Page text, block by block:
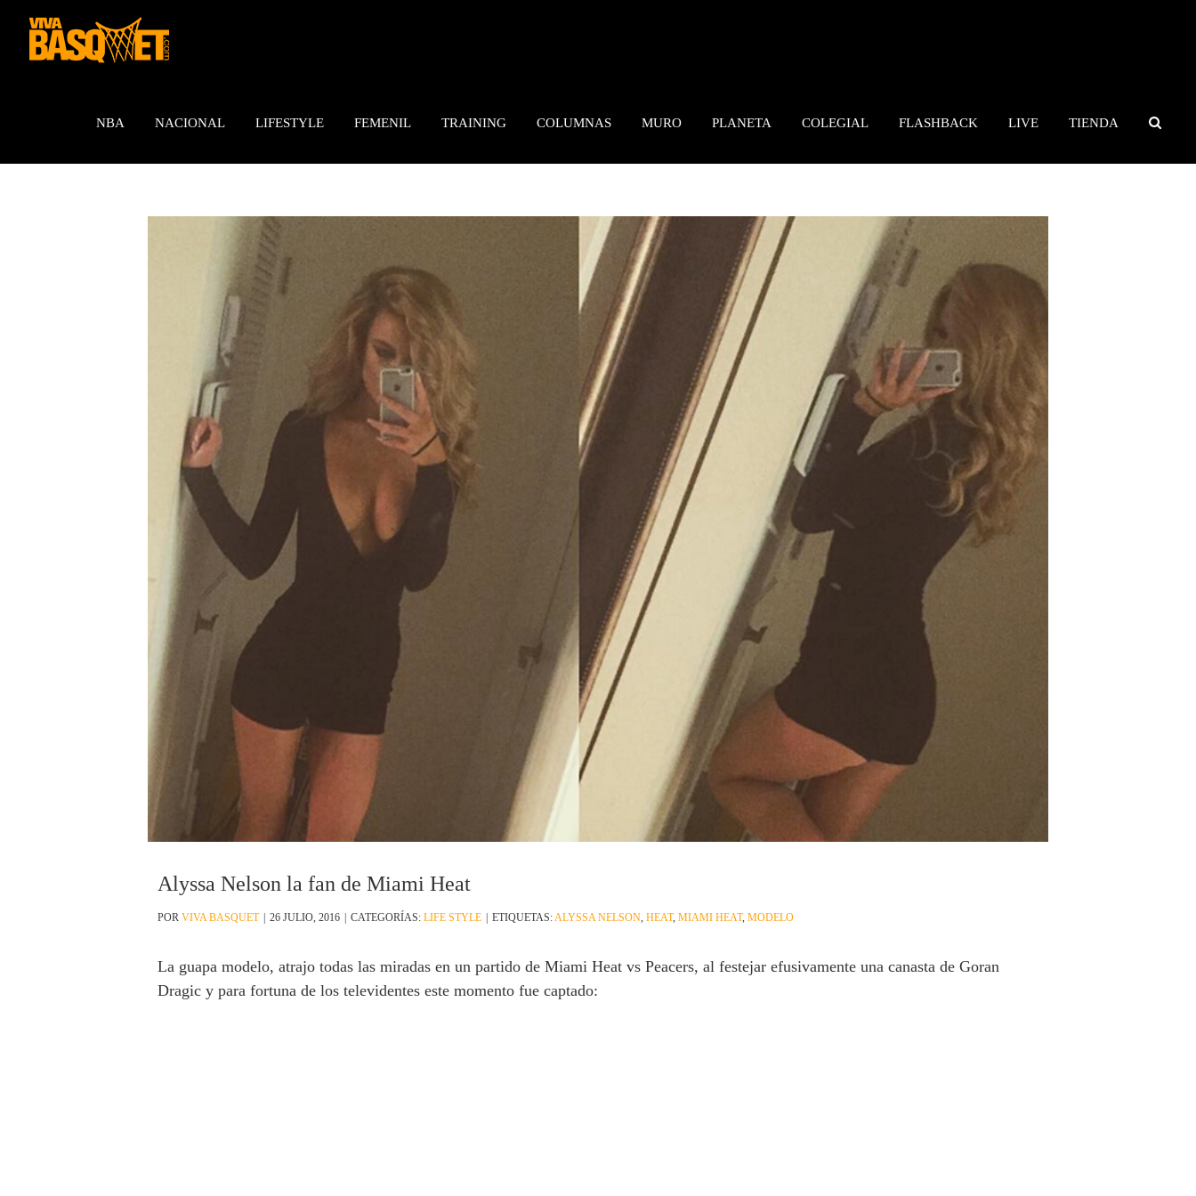
contenido
NBA NACIONAL LIFESTYLE FEMENIL TRAINING COLUMNAS MURO PLANETA COLEGIAL FLASHBACK LIVE TIENDA
Alyssa Nelson la fan de Miami Heat
POR VIVA BASQUET | 26 JULIO, 2016 | CATEGORÍAS: LIFE STYLE | ETIQUETAS: ALYSSA NELSON HEAT, MIAMI HEAT, MODELO
La guapa modelo, atrajo todas las miradas en un partido de Miami Heat vs Peacers, al festejar efusivamente una canasta de Goran
Dragic y para fortuna de los televidentes este momento fue captado: